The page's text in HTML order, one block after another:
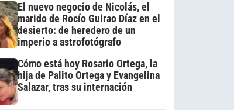
El nuevo negocio de Nicolás, el
marido de Rocío Guirao Díaz en el
desierto: de heredero de un
imperio a astrofotógrafo
Cómo está hoy Rosario Ortega, la
hija de Palito Ortega y Evangelina
Salazar, tras su internación